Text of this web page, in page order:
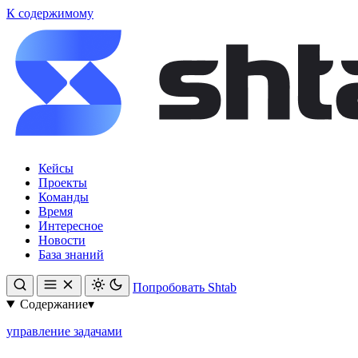
К содержимому
Кейсы
Проекты
Команды
Время
Интересное
Новости
База знаний
Попробовать Shtab
Содержание▾
управление задачами